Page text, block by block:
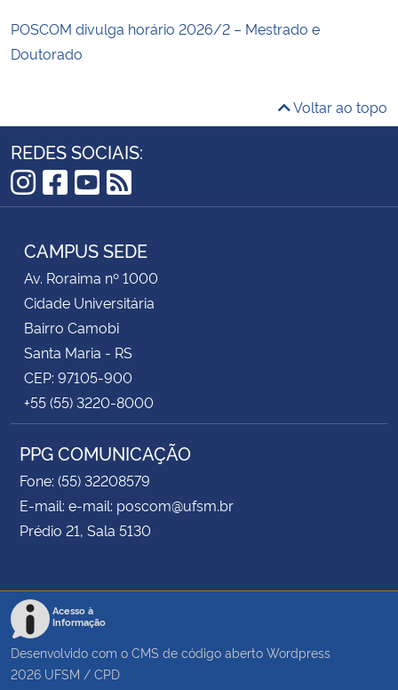
POSCOM divulga horário 2026/2 – Mestrado e
Doutorado
Voltar ao topo
REDES SOCIAIS:
Instagram
Facebook
YouTube
RSS
CAMPUS SEDE
Av. Roraima nº 1000
Cidade Universitária
Bairro Camobi
Santa Maria - RS
CEP: 97105-900
+55 (55) 3220-8000
PPG COMUNICAÇÃO
Fone: (55) 32208579
E-mail: e-mail: poscom@ufsm.br
Prédio 21, Sala 5130
Acesso à
Informação
Desenvolvido com o CMS de código aberto Wordpress
2026 UFSM / CPD